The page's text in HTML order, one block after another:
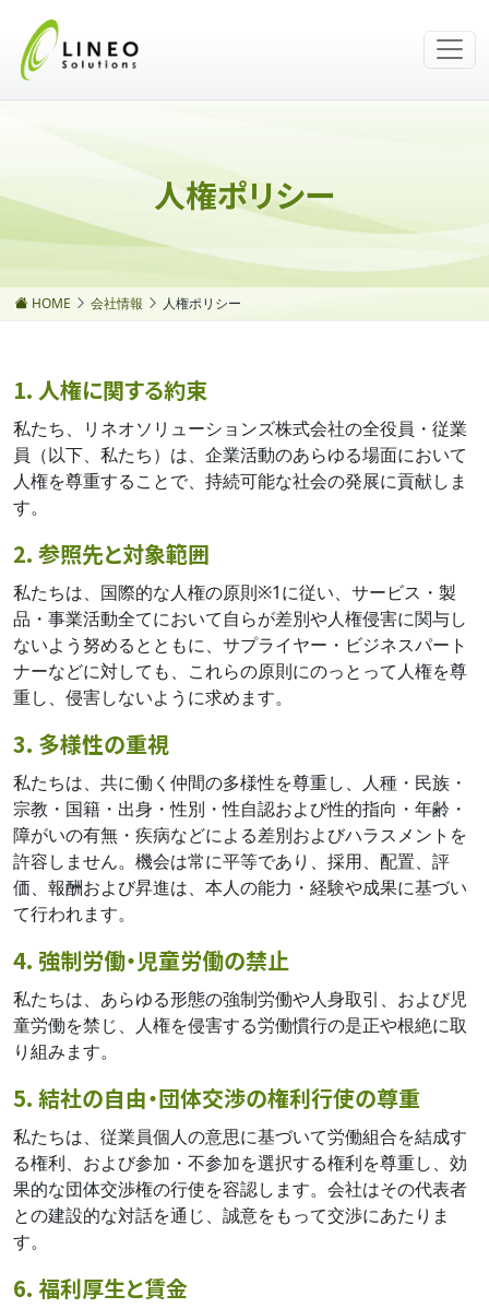
人権ポリシー
HOME 会社情報 人権ポリシー
1. 人権に関する約束
私たち、リネオソリューションズ株式会社の全役員・従業
員（以下、私たち）は、企業活動のあらゆる場面において
人権を尊重することで、持続可能な社会の発展に貢献しま
す。
2. 参照先と対象範囲
私たちは、国際的な人権の原則※1に従い、サービス・製
品・事業活動全てにおいて自らが差別や人権侵害に関与し
ないよう努めるとともに、サプライヤー・ビジネスパート
ナーなどに対しても、これらの原則にのっとって人権を尊
重し、侵害しないように求めます。
3. 多様性の重視
私たちは、共に働く仲間の多様性を尊重し、人種・民族・
宗教・国籍・出身・性別・性自認および性的指向・年齢・
障がいの有無・疾病などによる差別およびハラスメントを
許容しません。機会は常に平等であり、採用、配置、評
価、報酬および昇進は、本人の能力・経験や成果に基づい
て行われます。
4. 強制労働・児童労働の禁止
私たちは、あらゆる形態の強制労働や人身取引、および児
童労働を禁じ、人権を侵害する労働慣行の是正や根絶に取
り組みます。
5. 結社の自由・団体交渉の権利行使の尊重
私たちは、従業員個人の意思に基づいて労働組合を結成す
る権利、および参加・不参加を選択する権利を尊重し、効
果的な団体交渉権の行使を容認します。会社はその代表者
との建設的な対話を通じ、誠意をもって交渉にあたりま
す。
6. 福利厚生と賃金